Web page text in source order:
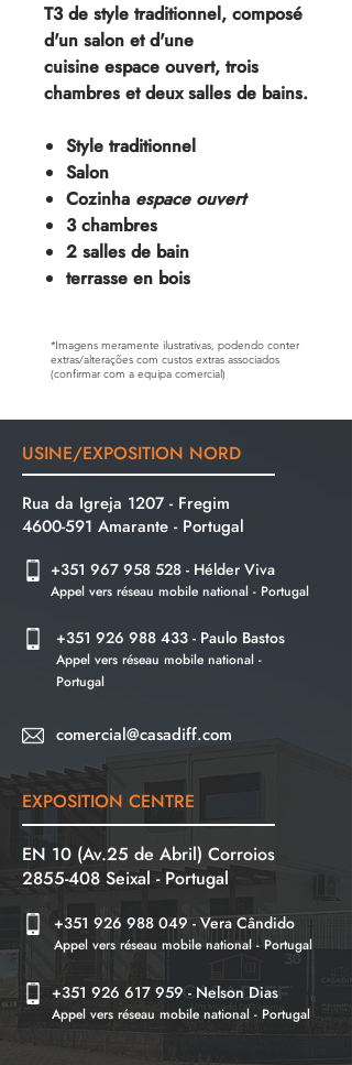
T3 de style traditionnel, composé
d'un salon et d'une
cuisine espace ouvert, trois
chambres et deux salles de bains.
Style traditionnel
Salon
Cozinha espace ouvert
3 chambres
2 salles de bain
terrasse en bois
*Imagens meramente ilustrativas, podendo conter
extras/alterações com custos extras associados
(confirmar com a equipa comercial)
USINE/EXPOSITION NORD
Rua da Igreja 1207 - Fregim
4600-591 Amarante - Portugal
+351 967 958 528 - Hélder Viva
Appel vers réseau mobile national - Portugal
+351 926 988 433 - Paulo Bastos
Appel vers réseau mobile national -
Portugal
comercial@casadiff.com
EXPOSITION CENTRE
EN 10 (Av.25 de Abril) Corroios
2855-408 Seixal - Portugal
+351 926 988 049- Vera Cândido
Appel vers réseau mobile national - Portugal
+351 926 617 959-Nelson Dias
Appel vers réseau mobile national - Portugal